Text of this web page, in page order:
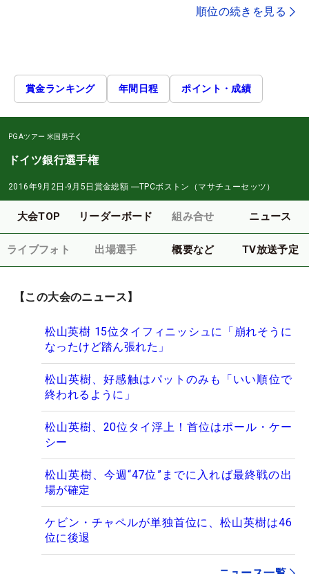
順位の続きを見る
賞金ランキング 年間日程 ポイント・成績
PGAツアー 米国男子
ドイツ銀行選手権
2016年9月2日-9月5日 賞金総額 ―TPCボストン（マサチューセッツ）
大会TOP リーダーボード 組み合せ ニュース
ライブフォト 出場選手 概要など TV放送予定
【この大会のニュース】
松山英樹 15位タイフィニッシュに「崩れそうに
なったけど踏ん張れた」
松山英樹、好感触はパットのみも「いい順位で
終われるように」
松山英樹、20位タイ浮上！首位はポール・ケー
シー
松山英樹、今週“47位”までに入れば最終戦の出
場が確定
ケビン・チャペルが単独首位に、松山英樹は46
位に後退